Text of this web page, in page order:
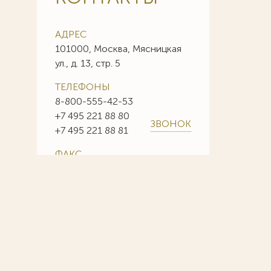
АДРЕС
101000, Москва, Мясницкая
ул., д. 13, стр. 5
ТЕЛЕФОНЫ
8-800-555-42-53
+7 495 221 88 80
+7 495 221 88 81
ЗВОНОК
ФАКС